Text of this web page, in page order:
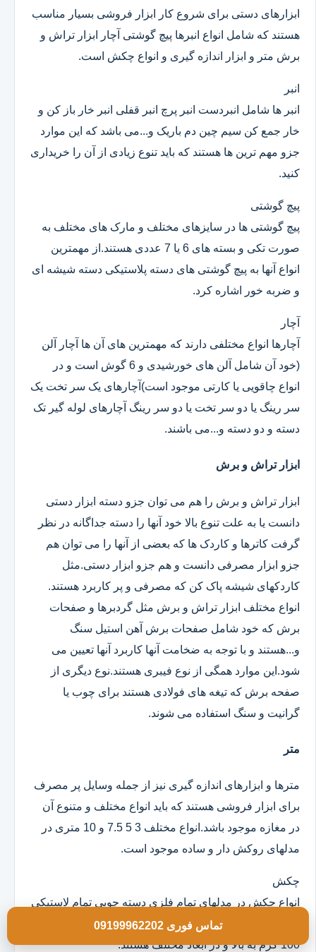
ابزارهای دستی برای شروع کار ابزار فروشی بسیار مناسب
هستند که شامل انواع انبرها پیچ گوشتی آچار ابزار تراش و
برش متر و ابزار اندازه گیری و انواع چکش است.
انبر
انبر ها شامل انبردست انبر پرچ انبر قفلی انبر خار باز کن و
خار جمع کن سیم چین دم باریک و...می باشد که این موارد
جزو مهم ترین ها هستند که باید تنوع زیادی از آن را خریداری
کنید.
پیچ گوشتی
پیچ گوشتی ها در سایزهای مختلف و مارک های مختلف به
صورت تکی و بسته های 6 یا 7 عددی هستند.از مهمترین
انواع آنها به پیچ گوشتی های دسته پلاستیکی دسته شیشه ای
و ضربه خور اشاره کرد.
آچار
آچارها انواع مختلفی دارند که مهمترین های آن ها آچار آلن
(خود آن شامل آلن های خورشیدی و 6 گوش است و در
انواع چاقویی یا کارتی موجود است)آچارهای یک سر تخت یک
سر رینگ یا دو سر تخت یا دو سر رینگ آچارهای لوله گیر تک
دسته و دو دسته و...می باشند.
ابزار تراش و برش
ابزار تراش و برش را هم می توان جزو دسته ابزار دستی
دانست یا به علت تنوع بالا خود آنها را دسته جداگانه در نظر
گرفت کاترها و کاردک ها که بعضی از آنها را می توان هم
جزو ابزار مصرفی دانست و هم جزو ابزار دستی.مثل
کاردکهای شیشه پاک کن که مصرفی و پر کاربرد هستند.
انواع مختلف ابزار تراش و برش مثل گردبرها و صفحات
برش که خود شامل صفحات برش آهن استیل سنگ
و...هستند و با توجه به ضخامت آنها کاربرد آنها تعیین می
شود.این موارد همگی از نوع فیبری هستند.نوع دیگری از
صفحه برش که تیغه های فولادی هستند برای چوب یا
گرانیت و سنگ استفاده می شوند.
متر
مترها و ابزارهای اندازه گیری نیز از جمله وسایل پر مصرف
برای ابزار فروشی هستند که باید انواع مختلف و متنوع آن
در مغازه موجود باشد.انواع مختلف 3 5 7.5 و 10 متری در
مدلهای روکش دار و ساده موجود است.
چکش
انواع چکش در مدلهای تمام فلزی دسته چوبی تمام لاستیکی
و ژله ای موجود است که خود آنها در وزن های مختلف از
100 گرم به بالا و در ابعاد مختلف هستند.
تماس فوری 09199962202